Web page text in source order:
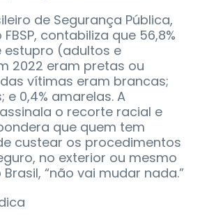
de Segurança Pública,
contabiliza que 56,8%
estupro (adultos e
2022 eram pretas ou
vítimas eram brancas;
e 0,4% amarelas. A
o recorte racial e
que quem tem
custear os procedimentos
no exterior ou mesmo
“não vai mudar nada.”